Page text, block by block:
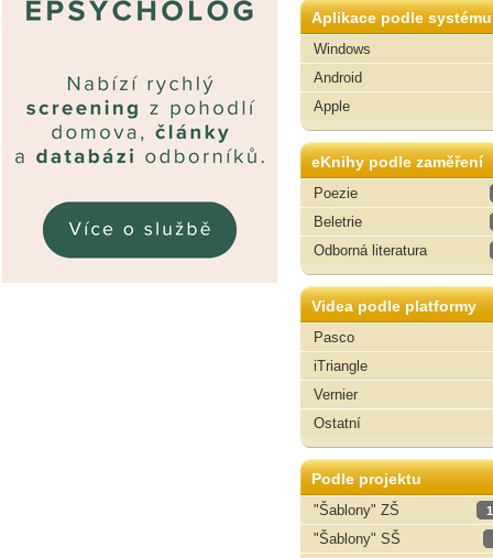
Aplikace podle systému
Windows
Android
Apple
eKnihy podle zaměření
Poezie
Beletrie
Odborná literatura
Videa podle platformy
Pasco
iTriangle
Vernier
Ostatní
Podle projektu
"Šablony" ZŠ
"Šablony" SŠ